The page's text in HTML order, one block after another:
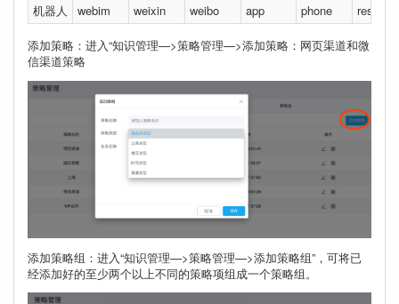
机器人
webim weixin weibo app phone rest
添加策略：进入“知识管理—>策略管理—>添加策略：网页渠道和微
信渠道策略
添加策略组：进入“知识管理—>策略管理—>添加策略组”，可将已
经添加好的至少两个以上不同的策略项组成一个策略组。